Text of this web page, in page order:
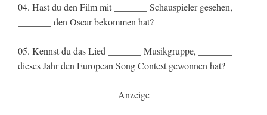
04. Hast du den Film mit _______ Schauspieler gesehen,
_______ den Oscar bekommen hat?
05. Kennst du das Lied _______ Musikgruppe, _______
dieses Jahr den European Song Contest gewonnen hat?
Anzeige